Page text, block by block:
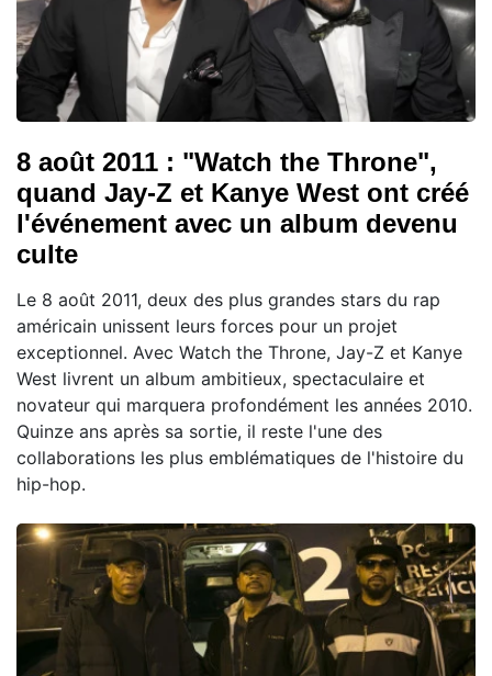
8 août 2011 : "Watch the Throne",
quand Jay-Z et Kanye West ont créé
l'événement avec un album devenu
culte
Le 8 août 2011, deux des plus grandes stars du rap
américain unissent leurs forces pour un projet
exceptionnel. Avec Watch the Throne, Jay-Z et Kanye
West livrent un album ambitieux, spectaculaire et
novateur qui marquera profondément les années 2010.
Quinze ans après sa sortie, il reste l'une des
collaborations les plus emblématiques de l'histoire du
hip-hop.